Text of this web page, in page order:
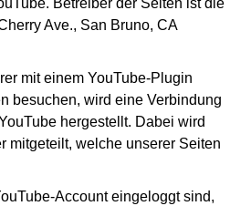
Betreiber der Seiten ist die
Ave., San Bruno, CA
mit einem YouTube-Plugin
besuchen, wird eine Verbindung
hergestellt. Dabei wird
mitgeteilt, welche unserer Seiten
Account eingeloggt sind,